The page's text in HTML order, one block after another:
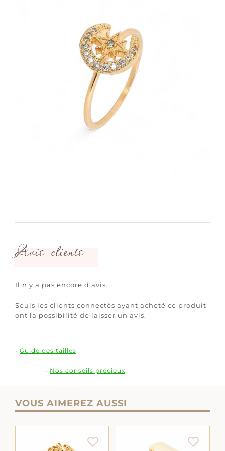
Avis clients
Il n’y a pas encore d’avis.
Seuls les clients connectés ayant acheté ce produit
ont la possibilité de laisser un avis.
• Guide des tailles
• Nos conseils précieux
VOUS AIMEREZ AUSSI